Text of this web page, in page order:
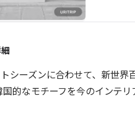
シーズンに合わせて、新世界
国的なモチーフを今のインテ